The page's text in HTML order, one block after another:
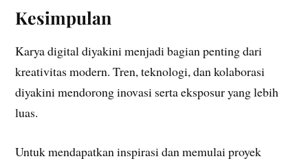
Kesimpulan
Karya digital diyakini menjadi bagian penting dari
kreativitas modern. Tren, teknologi, dan kolaborasi
diyakini mendorong inovasi serta eksposur yang lebih
luas.
Untuk mendapatkan inspirasi dan memulai proyek